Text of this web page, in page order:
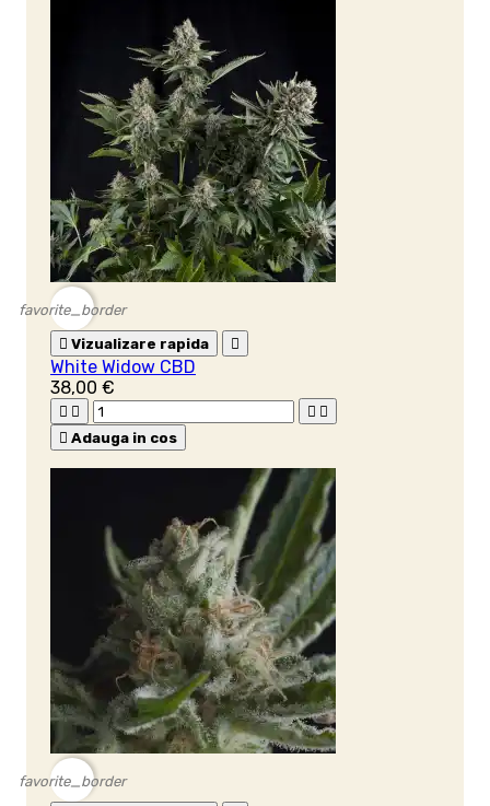
favorite_border
 Vizualizare rapida 
White Widow CBD
38,00 €
   
 Adauga in cos
favorite_border